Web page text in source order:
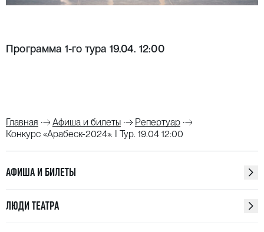
Программа 1-го тура 19.04. 12:00
Главная Афиша и билеты
Репертуар
Конкурс «Арабеск-2024». I Тур. 19.04 12:00
АФИША И БИЛЕТЫ
ЛЮДИ ТЕАТРА